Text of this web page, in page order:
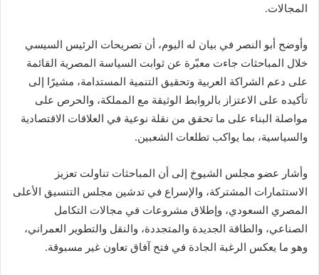
المجالات.
وأوضح أبو النصر في بيان له اليوم، أن تصريحات الرئيس السيسي
خلال المباحثات جاءت معبّرة عن ثوابت السياسة المصرية القائمة
على دعم الشراكة العربية وتحقيق التنمية المستدامة، مشيرًا إلى
تأكيده على الاعتزاز بالروابط الوثيقة مع المملكة، والحرص على
مواصلة البناء على ما تحقق من نقلة نوعية في العلاقات الاقتصادية
والسياسية، بما يواكب تطلعات الشعبين.
وأشار عضو مجلس الشيوخ إلى أن المباحثات تناولت تعزيز
الاستثمارات المشتركة، والإسراع في تدشين مجلس التنسيق الأعلى
المصري السعودي، وإطلاق مشروعات في مجالات التكامل
الصناعي، والطاقة الجديدة والمتجددة، والنقل والتطوير العمراني،
وهو ما يعكس الرغبة الجادة في فتح آفاق تعاون غير مسبوقة.